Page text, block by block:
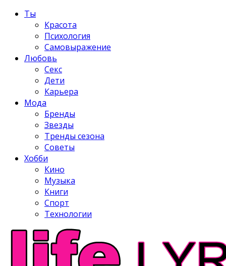
Ты
Красота
Психология
Самовыражение
Любовь
Секс
Дети
Карьера
Мода
Бренды
Звезды
Тренды сезона
Советы
Хобби
Кино
Музыка
Книги
Спорт
Технологии